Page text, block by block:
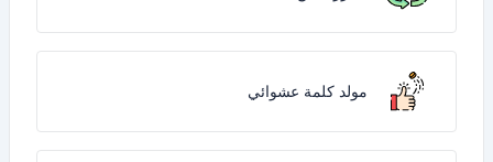
مولد كلمة عشوائي